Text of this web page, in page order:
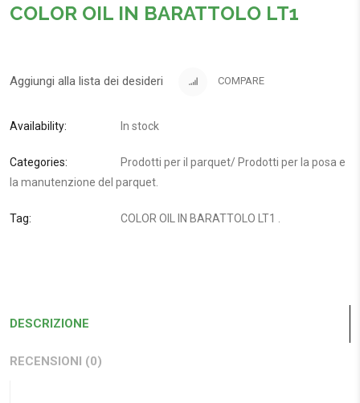
COLOR OIL IN BARATTOLO LT1
Aggiungi alla lista dei desideri COMPARE
Availability: In stock
Categories: Prodotti per il parquet/Prodotti per la posa e
la manutenzione del parquet
Tag: COLOR OIL IN BARATTOLO LT1
DESCRIZIONE
RECENSIONI (0)